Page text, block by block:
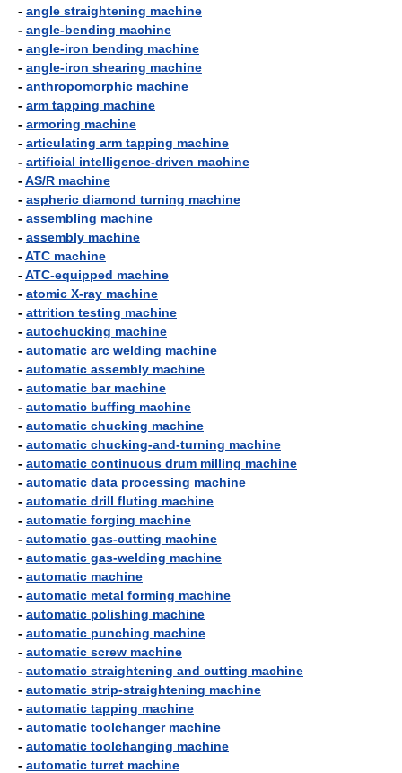
- angle straightening machine
- angle-bending machine
- angle-iron bending machine
- angle-iron shearing machine
- anthropomorphic machine
- arm tapping machine
- armoring machine
- articulating arm tapping machine
- artificial intelligence-driven machine
-AS/R machine
- aspheric diamond turning machine
- assembling machine
- assembly machine
-ATC machine
-ATC-equipped machine
- atomic X-ray machine
- attrition testing machine
- autochucking machine
- automatic arc welding machine
- automatic assembly machine
- automatic bar machine
- automatic buffing machine
- automatic chucking machine
- automatic chucking-and-turning machine
- automatic continuous drum milling machine
- automatic data processing machine
- automatic drill fluting machine
- automatic forging machine
- automatic gas-cutting machine
- automatic gas-welding machine
- automatic machine
- automatic metal forming machine
- automatic polishing machine
- automatic punching machine
- automatic screw machine
- automatic straightening and cutting machine
- automatic strip-straightening machine
- automatic tapping machine
- automatic toolchanger machine
- automatic toolchanging machine
- automatic turret machine